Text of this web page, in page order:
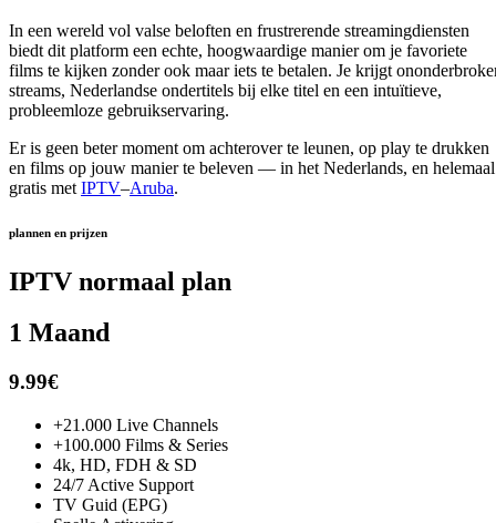
In een wereld vol valse beloften en frustrerende streamingdiensten
biedt dit platform een echte, hoogwaardige manier om je favoriete
films te kijken zonder ook maar iets te betalen. Je krijgt
streams, Nederlandse ondertitels bij elke titel en een intuïtieve,
probleemloze gebruikservaring.
Er is geen beter moment om achterover te leunen, op play te drukken
en films op jouw manier te beleven — in het Nederlands, en helemaal
gratis met IPTV–Aruba.
plannen en prijzen
IPTV normaal plan
1 Maand
9.99€
+21.000 Live Channels
+100.000 Films & Series
4k, HD, FDH & SD
24/7 Active Support
TV Guid (EPG)